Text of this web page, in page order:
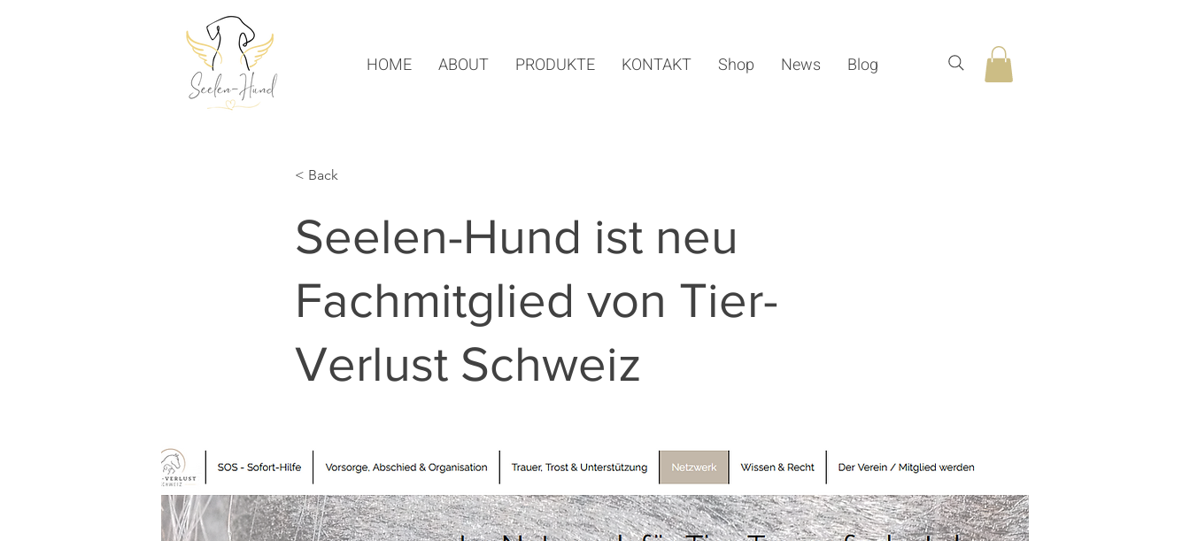
HOME ABOUT PRODUKTE KONTAKT Shop News Blog
< Back
Seelen-Hund ist neu
Fachmitglied von Tier-
Verlust Schweiz